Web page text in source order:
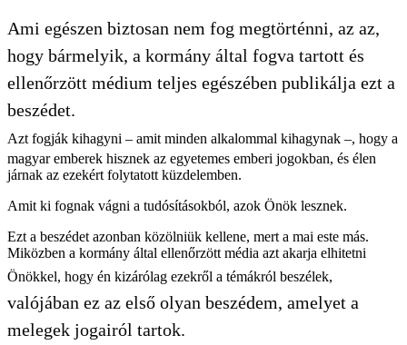
Ami egészen biztosan nem fog megtörténni, az az,
hogy bármelyik, a kormány által fogva tartott és
ellenőrzött médium teljes egészében publikálja ezt a
beszédet.
Azt fogják kihagyni – amit minden alkalommal kihagynak –, hogy a
magyar emberek hisznek az egyetemes emberi jogokban, és élen
járnak az ezekért folytatott küzdelemben.
Amit ki fognak vágni a tudósításokból, azok Önök lesznek.
Ezt a beszédet azonban közölniük kellene, mert a mai este más.
Miközben a kormány által ellenőrzött média azt akarja elhitetni
Önökkel, hogy én kizárólag ezekről a témákról beszélek,
valójában ez az első olyan beszédem, amelyet a
melegek jogairól tartok.